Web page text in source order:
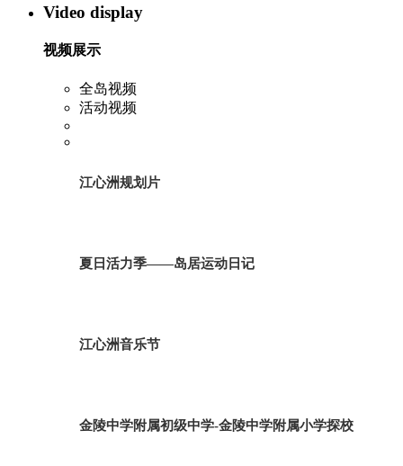
Video display
视频展示
全岛视频
活动视频
江心洲规划片
夏日活力季——岛居运动日记
江心洲音乐节
金陵中学附属初级中学-金陵中学附属小学探校